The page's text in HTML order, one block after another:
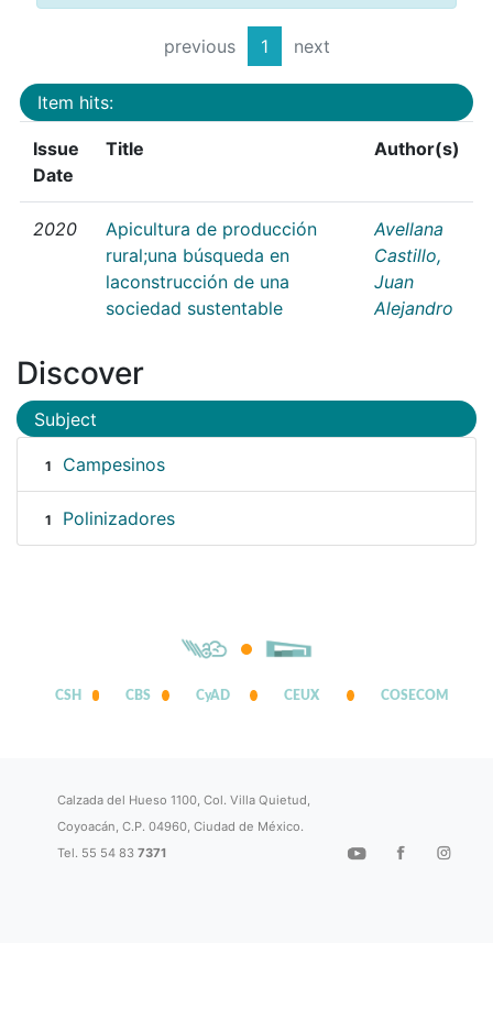
previous 1 next
Item hits:
Issue
Date
Title Author(s)
2020
Apicultura de producción
rural;una búsqueda en
laconstrucción de una
sociedad sustentable
Avellana
Castillo,
Juan
Alejandro
Discover
Subject
1 Campesinos
1 Polinizadores
CSH CBS CyAD CEUX COSECOM
Calzada del Hueso 1100, Col. Villa Quietud,
Coyoacán, C.P. 04960, Ciudad de México.
Tel. 55 54 837371